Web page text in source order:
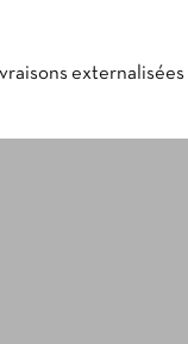
externalisées